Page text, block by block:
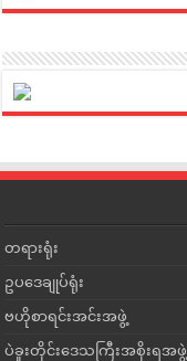
တရားရုံး
ဥပဒေချုပ်ရုံး
ဗဟိုစာရင်းအင်းအဖွဲ့
ပဲခူးတိုင်းဒေသကြီးအစိုးရအဖွဲ့